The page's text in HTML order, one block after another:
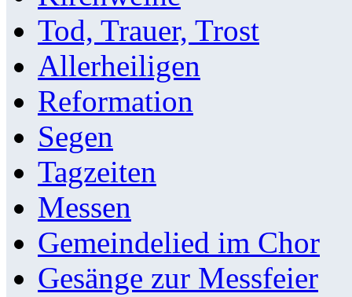
Tod, Trauer, Trost
Allerheiligen
Reformation
Segen
Tagzeiten
Messen
Gemeindelied im Chor
Gesänge zur Messfeier